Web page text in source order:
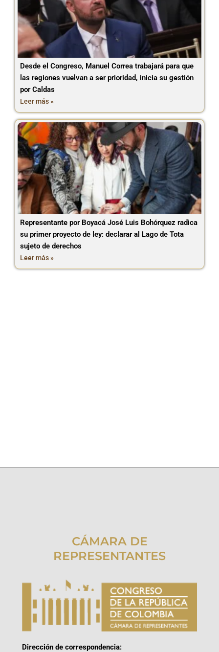
Desde el Congreso, Manuel Correa trabajará para que
las regiones vuelvan a ser prioridad, inicia su gestión
por Caldas
Leer más »
Representante por Boyacá José Luis Bohórquez radica
su primer proyecto de ley: declarar al Lago de Tota
sujeto de derechos
Leer más »
CÁMARA DE
REPRESENTANTES
Dirección de correspondencia: